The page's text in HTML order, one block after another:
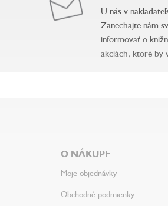
U nás v
Zanechajte nám
informovať o
akciách, ktoré by
O NÁKUPE
Moje objednávky
Obchodné podmienky